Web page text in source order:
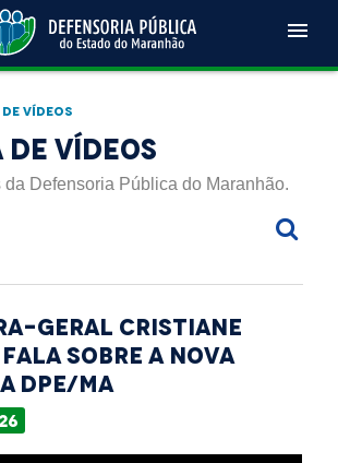
menu
Vídeos
Vídeos
da Defensoria Pública do Maranhão.
geral Cristiane
fala sobre a nova
DPE/MA